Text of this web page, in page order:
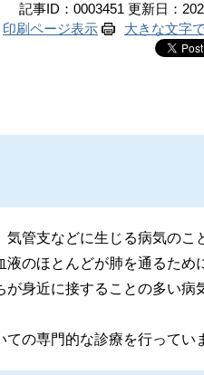
記事ID：0003451 更新日：
印刷ページ表示
大きな文字
管支などに生じる病気のこ
のほとんどが肺を通るため
身近に接することの多い病
の専門的な診療を行ってい